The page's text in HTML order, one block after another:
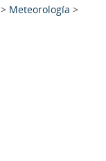
> Meteorología >